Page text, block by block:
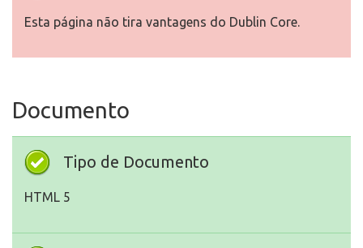
Esta página não tira vantagens do Dublin Core.
Documento
Tipo de Documento
HTML 5